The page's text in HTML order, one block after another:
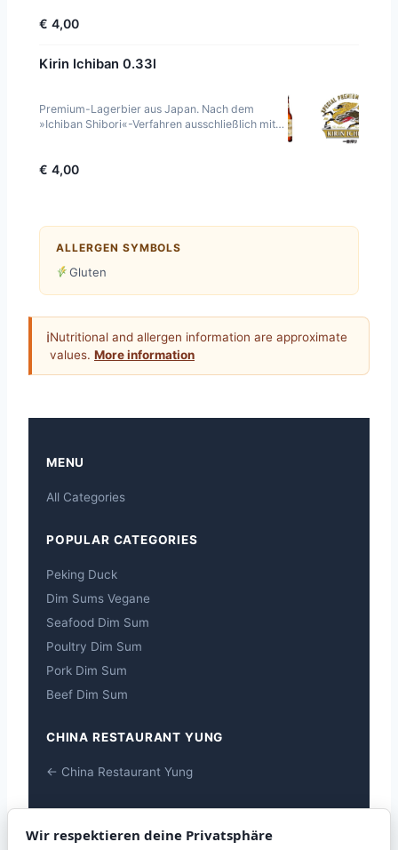
€ 4,00
Kirin Ichiban 0.33l
Premium-Lagerbier aus Japan. Nach dem
»Ichiban Shibori«-Verfahren ausschließlich mit
€ 4,00
ALLERGEN SYMBOLS
Gluten
ℹNutritional and allergen information are approximate
values. More information
MENU
All Categories
POPULAR CATEGORIES
Peking Duck
Dim Sums Vegane
Seafood Dim Sum
Poultry Dim Sum
Pork Dim Sum
Beef Dim Sum
CHINA RESTAURANT YUNG
← China Restaurant Yung
Wir respektieren deine Privatsphäre